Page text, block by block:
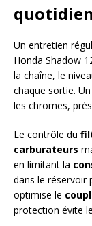
Un entretien
Honda Shadow
la chaîne, le
chaque sortie.
les chromes,
Le contrôle du
carburateurs
en limitant la
dans le réservoir
optimise le
protection évite